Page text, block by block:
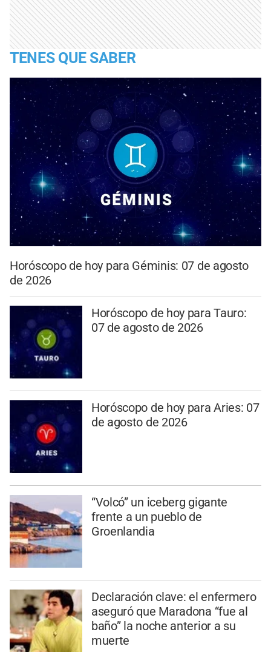
TENES QUE SABER
Horóscopo de hoy para Géminis: 07 de agosto
de 2026
Horóscopo de hoy para Tauro:
07 de agosto de 2026
Horóscopo de hoy para Aries: 07
de agosto de 2026
“Volcó” un iceberg gigante
frente a un pueblo de
Groenlandia
Declaración clave: el enfermero
aseguró que Maradona “fue al
baño” la noche anterior a su
muerte